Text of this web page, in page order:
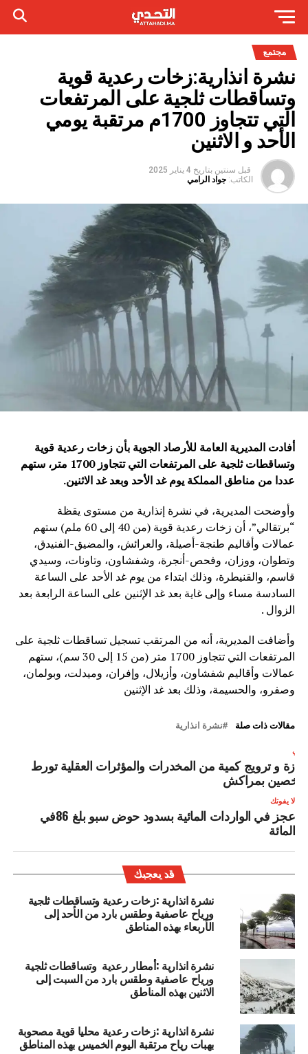
مجتمع
نشرة انذارية:زخات رعدية قوية
وتساقطات ثلجية على المرتفعات
التي تتجاوز 1700م مرتقبة يومي
الأحد و الاثنين
قبل سنتين بتاريخ 4 يناير 2025
الكاتب: جواد الرامي
أفادت المديرية العامة للأرصاد الجوية بأن زخات رعدية قوية
وتساقطات ثلجية على المرتفعات التي تتجاوز 1700 متر، ستهم
عددا من مناطق المملكة يوم غد الأحد وبعد غد الاثنين.
وأوضحت المديرية، في نشرة إنذارية من مستوى يقظة
“برتقالي”، أن زخات رعدية قوية (من 40 إلى 60 ملم) ستهم
عمالات وأقاليم طنجة-أصيلة، والعرائش، والمضيق-الفنيدق،
وتطوان، ووزان، وفحص-أنجرة، وشفشاون، وتاونات، وسيدي
قاسم، والقنيطرة، وذلك ابتداء من يوم غد الأحد على الساعة
السادسة مساء وإلى غاية بعد غد الإثنين على الساعة الرابعة بعد
الزوال .
وأضافت المديرية، أنه من المرتقب تسجيل تساقطات ثلجية على
المرتفعات التي تتجاوز 1700 متر (من 15 إلى 30 سم)، ستهم
عمالات وأقاليم شفشاون، وأزيلال، وإفران، وميدلت، وبولمان،
وصفرو، والحسيمة، وذلك بعد غد الإثنين
مقالات ذات صلة نشرة انذارية
و ترويج كمية من المخدرات والمؤثرات العقلية تورط
بمراكش
لا يفوتك
عجز في الواردات المائية بسدود حوض سبو بلغ 86في
المائة
قد يعجبك
نشرة انذارية :زخات رعدية وتساقطات ثلجية
ورياح عاصفية وطقس بارد من الأحد إلى
الأربعاء بهذه المناطق
نشرة انذارية :أمطار رعدية وتساقطات ثلجية
ورياح عاصفية وطقس بارد من السبت إلى
الاثنين بهذه المناطق
نشرة انذارية :زخات رعدية محليا قوية مصحوبة
بهبات رياح مرتقبة اليوم الخميس بهذه المناطق